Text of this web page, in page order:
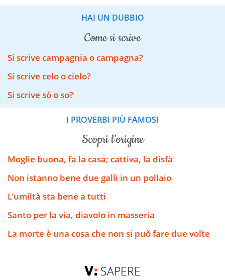
HAI UN DUBBIO
come si scrive
Si scrive campagnia o campagna?
Si scrive celo o cielo?
Si scrive sò o so?
I PROVERBI PIÙ FAMOSI
scopri l’origine
Moglie buona, fa la casa; cattiva, la disfà
Non istanno bene due galli in un pollaio
L’umiltà sta bene a tutti
Santo per la via, diavolo in masseria
La morte è una cosa che non si può fare due volte
SAPERE